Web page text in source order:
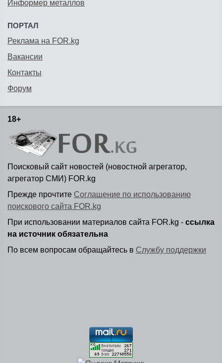
Информер металлов
ПОРТАЛ
Реклама на FOR.kg
Вакансии
Контакты
Форум
18+
Поисковый сайт новостей (новостной агрегатор,
агрегатор СМИ) FOR.kg
Прежде прочтите Соглашение по использованию
поискового сайта FOR.kg
При использовании материалов сайта FOR.kg - ссылка
на источник обязательна
По всем вопросам обращайтесь в Службу поддержки